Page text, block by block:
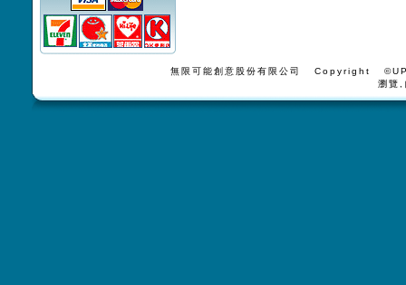
無限可能創意股份有限公司 Copyright
瀏